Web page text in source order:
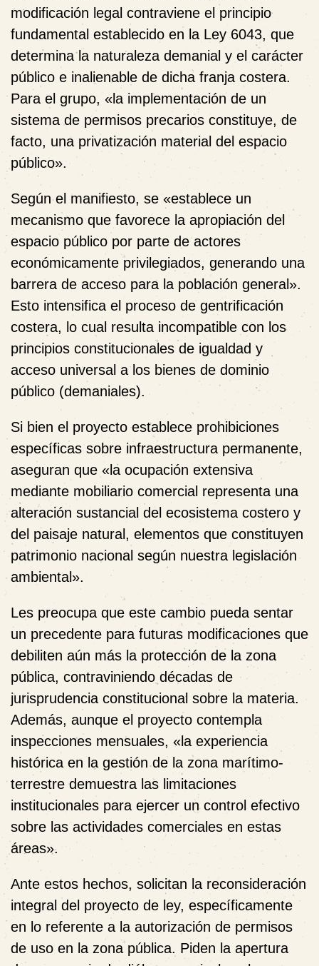
modificación legal contraviene el principio
fundamental establecido en la Ley 6043, que
determina la naturaleza demanial y el carácter
público e inalienable de dicha franja costera.
Para el grupo, «la implementación de un
sistema de permisos precarios constituye, de
facto, una privatización material del espacio
público».
Según el manifiesto, se «establece un
mecanismo que favorece la apropiación del
espacio público por parte de actores
económicamente privilegiados, generando una
barrera de acceso para la población general».
Esto intensifica el proceso de gentrificación
costera, lo cual resulta incompatible con los
principios constitucionales de igualdad y
acceso universal a los bienes de dominio
público (demaniales).
Si bien el proyecto establece prohibiciones
específicas sobre infraestructura permanente,
aseguran que «la ocupación extensiva
mediante mobiliario comercial representa una
alteración sustancial del ecosistema costero y
del paisaje natural, elementos que constituyen
patrimonio nacional según nuestra legislación
ambiental».
Les preocupa que este cambio pueda sentar
un precedente para futuras modificaciones que
debiliten aún más la protección de la zona
pública, contraviniendo décadas de
jurisprudencia constitucional sobre la materia.
Además, aunque el proyecto contempla
inspecciones mensuales, «la experiencia
histórica en la gestión de la zona marítimo-
terrestre demuestra las limitaciones
institucionales para ejercer un control efectivo
sobre las actividades comerciales en estas
áreas».
Ante estos hechos, solicitan la reconsideración
integral del proyecto de ley, específicamente
en lo referente a la autorización de permisos
de uso en la zona pública. Piden la apertura